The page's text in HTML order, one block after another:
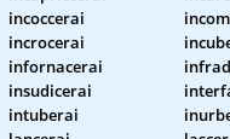
incoccerai
incrocerai
infornacerai
insudicerai
intuberai